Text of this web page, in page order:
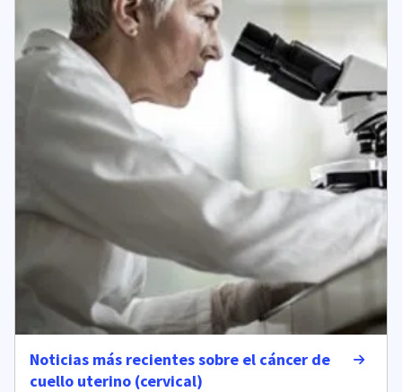
Noticias más recientes sobre el cáncer de
cuello uterino (cervical)